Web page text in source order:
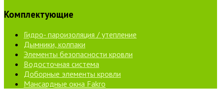
Комплектующие
Гидро- пароизоляция / утепление
Дымники, колпаки
Элементы безопасности кровли
Водосточная система
Доборные элементы кровли
Мансардные окна Fakro